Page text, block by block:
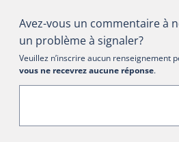
Avez-vous un commentaire à
un problème à signaler?
Veuillez n’inscrire aucun renseignement
vous ne recevrez aucune réponse.